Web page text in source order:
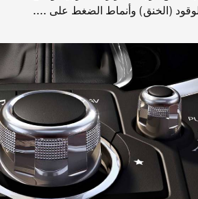
(الخنق) وأنماط الضغط على ....